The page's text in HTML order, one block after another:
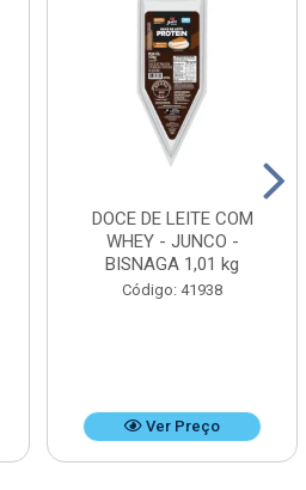
DOCE DE LEITE COM
WHEY - JUNCO -
BISNAGA 1,01 kg
Código: 41938
Ver Preço